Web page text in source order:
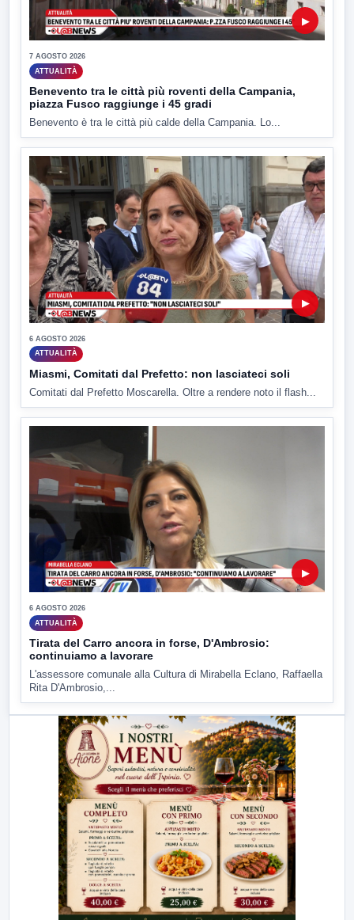
▶
7 AGOSTO 2026
ATTUALITÀ
Benevento tra le città più roventi della Campania,
piazza Fusco raggiunge i 45 gradi
Benevento è tra le città più calde della Campania. Lo...
▶
6 AGOSTO 2026
ATTUALITÀ
Miasmi, Comitati dal Prefetto: non lasciateci soli
Comitati dal Prefetto Moscarella. Oltre a rendere noto il flash...
▶
6 AGOSTO 2026
ATTUALITÀ
Tirata del Carro ancora in forse, D'Ambrosio:
continuiamo a lavorare
L'assessore comunale alla Cultura di Mirabella Eclano, Raffaella
Rita D'Ambrosio,...